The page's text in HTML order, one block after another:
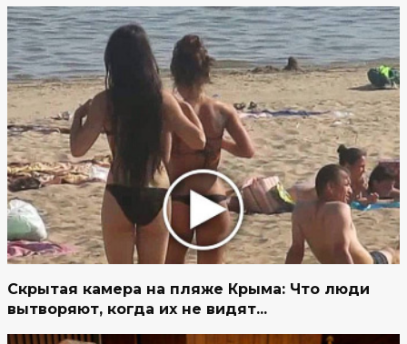
Скрытая камера на пляже Крыма: Что люди
вытворяют, когда их не видят...